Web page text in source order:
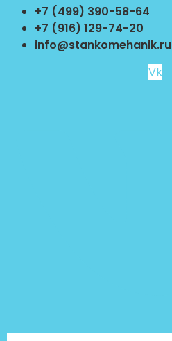
Перейти
содержимому
+7 (499) 390-58-64
+7 (916) 129-74-20
info@stankomehanik.ru
Vk